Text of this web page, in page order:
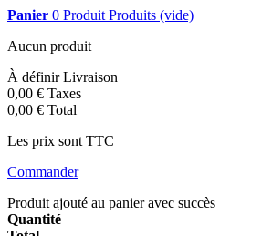
Panier 0 Produit Produits (vide)
Aucun produit
À définirLivraison
0,00 € Taxes
0,00 € Total
Les prix sont TTC
Commander
Produit ajouté au panier avec succès
Quantité